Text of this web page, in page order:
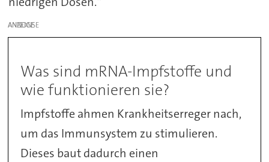
ANZEIGE
Was sind mRNA-Impfstoffe und
wie funktionieren sie?
Impfstoffe ahmen Krankheitserreger nach,
um das Immunsystem zu stimulieren.
Dieses baut dadurch einen